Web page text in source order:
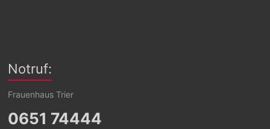
Notruf:
Frauenhaus Trier
0651 74444